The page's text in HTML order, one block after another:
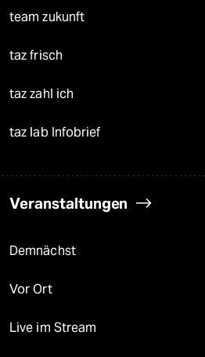
team zukunft
taz frisch
taz zahl ich
taz lab Infobrief
Veranstaltungen
Demnächst
Vor Ort
Live im Stream